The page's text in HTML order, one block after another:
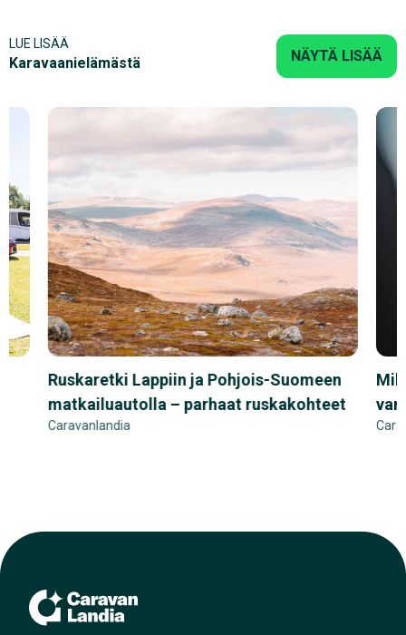
LUE LISÄÄ
Karavaanielämästä NÄYTÄ LISÄÄ
Ruskaretki Lappiin ja Pohjois-Suomeen
matkailuautolla – parhaat ruskakohteet
Caravanlandia